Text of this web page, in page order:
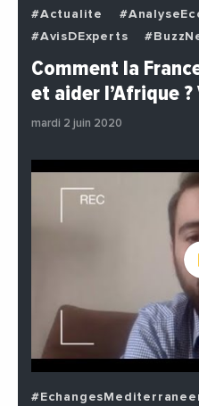
#Actualite
#AvisDExperts
#Politique
Comment la
et aider l’Afrique
mardi 2 juin 2020